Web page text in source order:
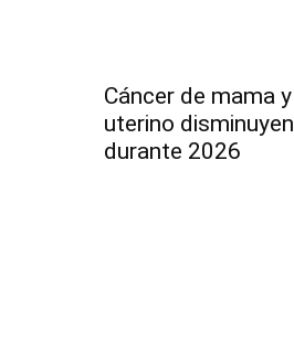
Cáncer de mama
uterino
durante 2026